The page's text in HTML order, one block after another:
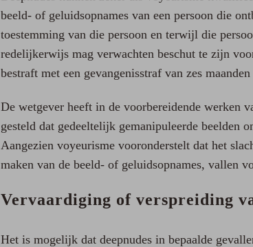
beeld- of geluidsopnames van een persoon die
toestemming van die persoon en terwijl die
redelijkerwijs mag verwachten beschut te zijn
bestraft met een gevangenisstraf van zes
De wetgever heeft in de voorbereidende werken
gesteld dat gedeeltelijk gemanipuleerde beelden
Aangezien voyeurisme vooronderstelt dat het
maken van de beeld- of geluidsopnames, vallen
Vervaardiging of verspreiding
Het is mogelijk dat deepnudes in bepaalde